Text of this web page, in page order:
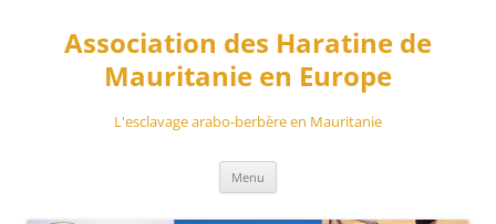
contenuAssociation des Haratine de
Mauritanie en Europe
L'esclavage arabo-berbère en Mauritanie
Menu